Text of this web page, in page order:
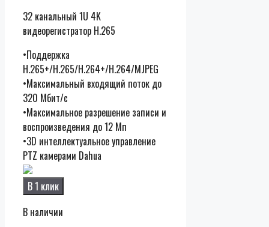
32 канальный 1U 4K
видеорегистратор H.265
•Поддержка
H.265+/H.265/H.264+/H.264/MJPEG
•Максимальный входящий поток до
320 Мбит/с
•Максимальное разрешение записи и
воспроизведения до 12 Мп
•3D интеллектуальное управление
PTZ камерами Dahua
В 1 клик
В наличии